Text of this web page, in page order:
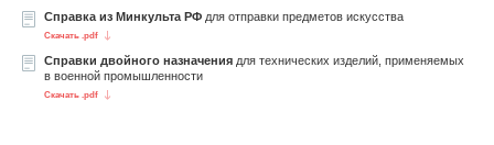
Справка из Минкульта РФ для отправки предметов искусства
Скачать .pdf
Справки двойного назначения для технических изделий, применяемых
в военной промышленности
Скачать .pdf